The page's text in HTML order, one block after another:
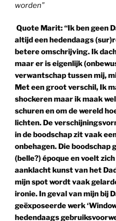
worden”
Quote Marit:“Ik ben geen
altijd een hedendaags
betere omschrijving. Ik
maar er is eigenlijk
verwantschap tussen mij,
Met een groot verschil, Ik
shockeren maar ik maak
schuren en om de wereld
lichten. De
in de boodschap zit vaak
onbehagen. Die boodschap
(belle?) époque en voelt
aanklacht kunst van het
mijn spot wordt vaak
ironie. In geval van mijn bij
geëxposeerde werk
hedendaags